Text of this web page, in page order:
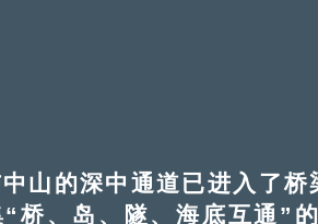
的深中通道已进入了桥
桥、岛、隧、海底互通”